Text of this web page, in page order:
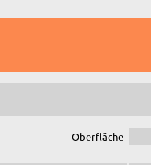
Oberfläche